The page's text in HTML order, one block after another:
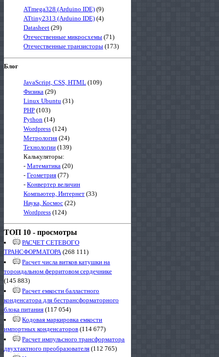
ATmega328 (Arduino IDE) (9)
ATtiny2313 (Arduino IDE) (4)
Datasheet (29)
Отечественные микросхемы (71)
Отечественные транзисторы (173)
Блог
JavaScript, CSS, HTML (109)
Физика (29)
Linux Ubuntu (31)
PHP (103)
Python (14)
Wordpress (124)
Метрология (24)
Технологии (139)
Калькуляторы:
- Математика (20)
- Геометрия (77)
- Конвертер величин
Компьютер, Интернет (33)
Наука, Космос (22)
Wordpress (124)
ТОП 10 - просмотры
РАСЧЕТ СЕТЕВОГО
ТРАНСФОРМАТОРА (268 111)
Расчет числа витков катушки на
тороидальном ферритовом сердечнике
(145 883)
Расчет емкости балластного
конденсатора для бестрансформаторного
блока питания (117 054)
Кодовая маркировка емкости
импортных конденсаторов (114 677)
Расчет импульсного трансформатора
двухтактного преобразователя (112 765)